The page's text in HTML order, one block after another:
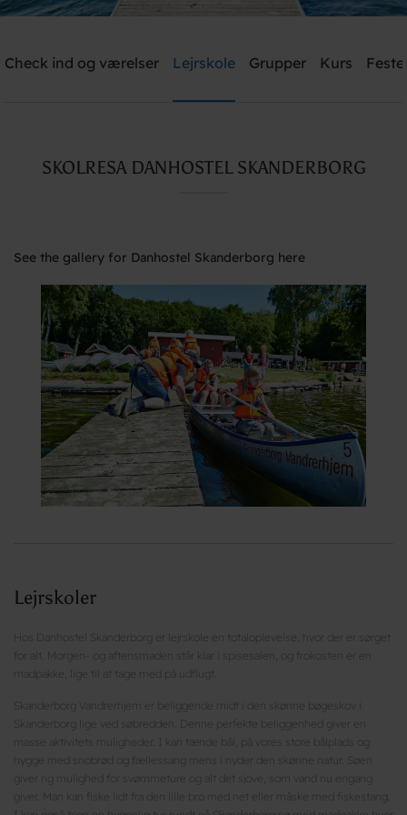
Need help? Ring:+45 8651 1966
Check ind og værelser Lejrskole Grupper Kurs
SKOLRESA DANHOSTEL SKANDERBORG
See the gallery for Danhostel Skanderborg here
Lejrskoler
Hos Danhostel Skanderborg er lejrskole en totaloplevelse, hvor der er sørget
for alt. Morgen- og aftensmaden står klar i spisesalen, og frokosten er en
madpakke, lige til at tage med på udflugt.
Skanderborg Vandrerhjem er beliggende midt i den skønne bøgeskov i
Skanderborg lige ved søbredden. Denne perfekte beliggenhed giver en
masse aktivitets muligheder. I kan tænde bål, på vores store bålplads og
hygge med snobrød og fællessang mens i nyder den skønne natur. Søen
giver rig mulighed for svømmeture og alt det sjove, som vand nu engang
giver. Man kan fiske lidt fra den lille bro med net eller måske med fiskestang.